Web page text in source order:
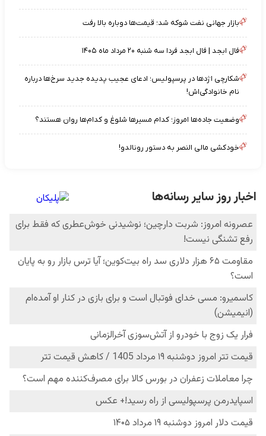
بازار جهانی نفت شوکه شد؛ قیمت‌ها دوباره بالا رفت
فال ابجد | فال ابجد فردا سه شنبه ۲۰ مرداد ماه ۱۴۰۵
شکارچی اژدها در پرسپولیس؛ ادعای عجیب پدیده جدید سرخ‌ها درباره
نام خانوادگی‌اش!
وضعیت جاده‌ها امروز؛ کدام مسیرها شلوغ و کدام‌ها روان هستند؟
خودکشی مالی النصر به دستور رونالدو!